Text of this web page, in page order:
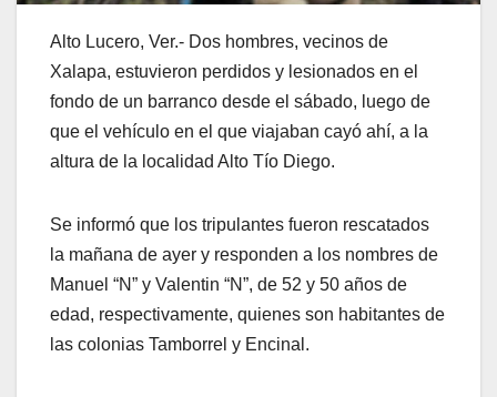
Alto Lucero, Ver.- Dos hombres, vecinos de
Xalapa, estuvieron perdidos y lesionados en el
fondo de un barranco desde el sábado, luego de
que el vehículo en el que viajaban cayó ahí, a la
altura de la localidad Alto Tío Diego.
Se informó que los tripulantes fueron rescatados
la mañana de ayer y responden a los nombres de
Manuel “N” y Valentin “N”, de 52 y 50 años de
edad, respectivamente, quienes son habitantes de
las colonias Tamborrel y Encinal.